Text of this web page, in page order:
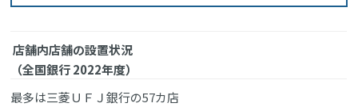
店舗内店舗の設置状況
（全国銀行 2022年度）
最多は三菱ＵＦＪ銀行の57カ店